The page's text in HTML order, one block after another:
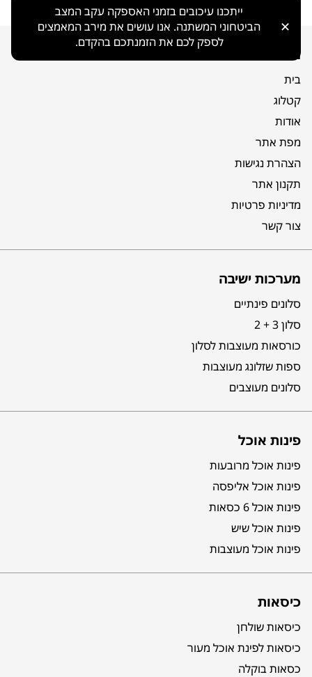
ייתכנו עיכובים בזמני האספקה עקב המצב
הביטחוני המשתנה. אנו עושים את מירב המאמצים
לספק לכם את הזמנתכם בהקדם.
✕
ניווט כללי
בית
קטלוג
אודות
מפת אתר
הצהרת נגישות
תקנון אתר
מדיניות פרטיות
צור קשר
מערכות ישיבה
סלונים פינתיים
סלון 3 + 2
כורסאות מעוצבות לסלון
ספות שזלונג מעוצבות
סלונים מעוצבים
פינות אוכל
פינות אוכל מרובעות
פינות אוכל אליפסה
פינות אוכל 6 כסאות
פינות אוכל שיש
פינות אוכל מעוצבות
כיסאות
כיסאות שולחן
כיסאות לפינת אוכל מעור
כסאות בוקלה